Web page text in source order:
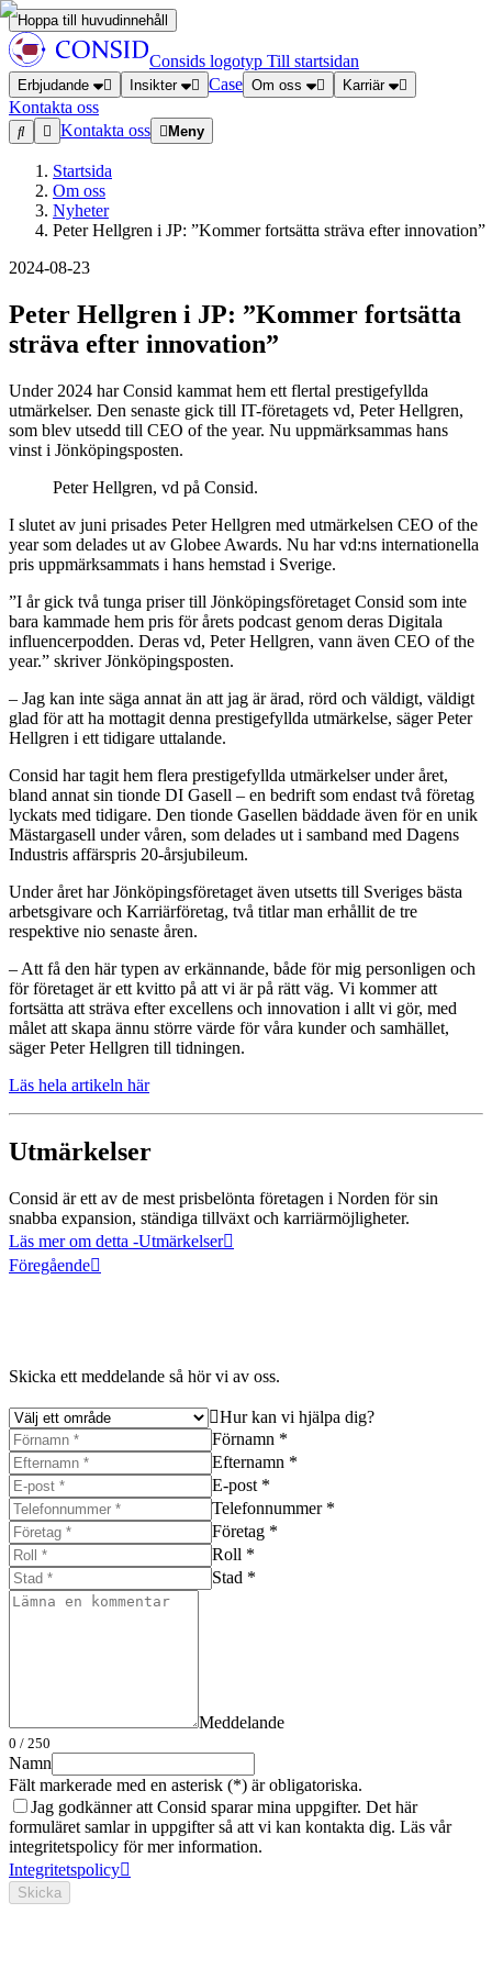
Hoppa till huvudinnehåll
Consids logotyp Till startsidan
Erbjudande Insikter Case Om oss Karriär
Kontakta oss
Kontakta oss
Meny
Startsida
Om oss
Nyheter
Peter Hellgren i JP: ”Kommer fortsätta sträva efter innovation”
2024-08-23
Peter Hellgren i JP: ”Kommer fortsätta
sträva efter innovation”
Under 2024 har Consid kammat hem ett flertal prestigefyllda
utmärkelser. Den senaste gick till IT-företagets vd, Peter Hellgren,
som blev utsedd till CEO of the year. Nu uppmärksammas hans
vinst i Jönköpingsposten.
Peter Hellgren, vd på Consid.
I slutet av juni prisades Peter Hellgren med utmärkelsen CEO of the
year som delades ut av Globee Awards. Nu har vd:ns internationella
pris uppmärksammats i hans hemstad i Sverige.
”I år gick två tunga priser till Jönköpingsföretaget Consid som inte
bara kammade hem pris för årets podcast genom deras Digitala
influencerpodden. Deras vd, Peter Hellgren, vann även CEO of the
year.” skriver Jönköpingsposten.
– Jag kan inte säga annat än att jag är ärad, rörd och väldigt, väldigt
glad för att ha mottagit denna prestigefyllda utmärkelse, säger Peter
Hellgren i ett tidigare uttalande.
Consid har tagit hem flera prestigefyllda utmärkelser under året,
bland annat sin tionde DI Gasell – en bedrift som endast två företag
lyckats med tidigare. Den tionde Gasellen bäddade även för en unik
Mästargasell under våren, som delades ut i samband med Dagens
Industris affärspris 20-årsjubileum.
Under året har Jönköpingsföretaget även utsetts till Sveriges bästa
arbetsgivare och Karriärföretag, två titlar man erhållit de tre
respektive nio senaste åren.
– Att få den här typen av erkännande, både för mig personligen och
för företaget är ett kvitto på att vi är på rätt väg. Vi kommer att
fortsätta att sträva efter excellens och innovation i allt vi gör, med
målet att skapa ännu större värde för våra kunder och samhället,
säger Peter Hellgren till tidningen.
Läs hela artikeln här
Utmärkelser
Consid är ett av de mest prisbelönta företagen i Norden för sin
snabba expansion, ständiga tillväxt och karriärmöjligheter.
Läs mer om detta -Utmärkelser
Föregående
Skicka ett meddelande så hör vi av oss.
Hur kan vi hjälpa dig?
Förnamn *
Efternamn *
E-post *
Telefonnummer *
Företag *
Roll *
Stad *
Meddelande
0 / 250
Namn
Fält markerade med en asterisk (*) är obligatoriska.
Jag godkänner att Consid sparar mina uppgifter. Det här
formuläret samlar in uppgifter så att vi kan kontakta dig. Läs vår
integritetspolicy för mer information.
Integritetspolicy
Skicka